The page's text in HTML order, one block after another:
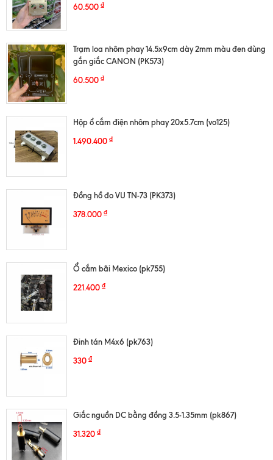
60.500 ₫
Trạm loa nhôm phay 14.5x9cm dày 2mm màu đen dùng
gắn giắc CANON (PK573)
60.500 ₫
Hộp ổ cắm điện nhôm phay 20x5.7cm (vo125)
1.490.400 ₫
Đồng hồ đo VU TN-73 (PK373)
378.000 ₫
Ổ cắm bãi Mexico (pk755)
221.400 ₫
Đinh tán M4x6 (pk763)
330 ₫
Giắc nguồn DC bằng đồng 3.5-1.35mm (pk867)
31.320 ₫